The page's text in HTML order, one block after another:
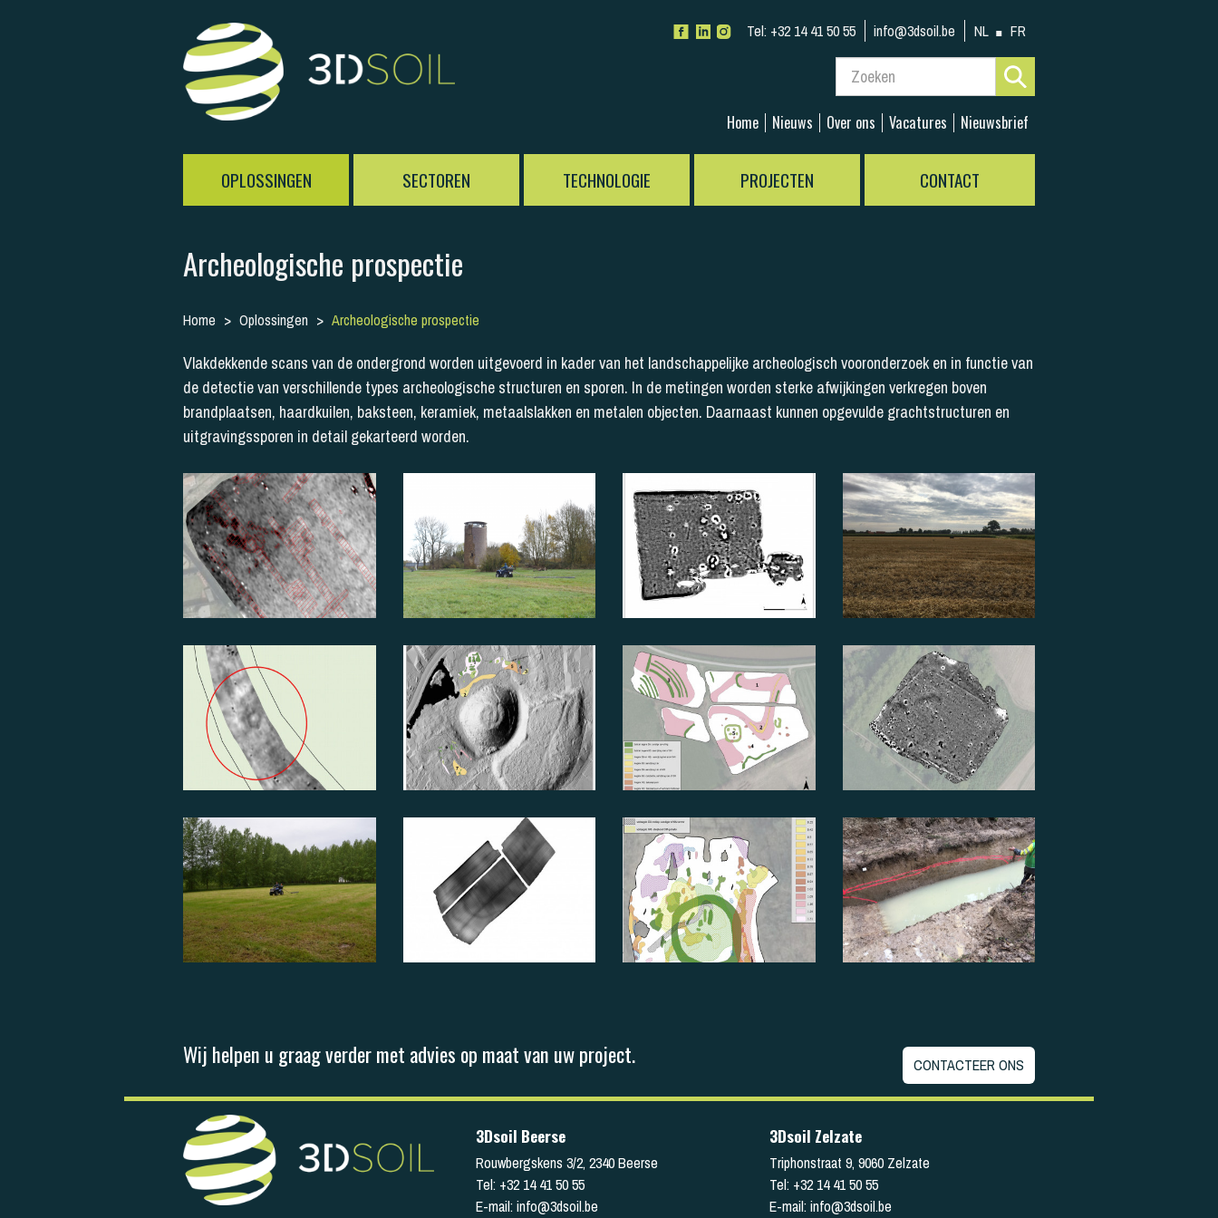
Tel: +32 14 41 50 55 info@3dsoil.be NL FR
OPLOSSINGEN SECTOREN TECHNOLOGIE PROJECTEN CONTACT
Home Nieuws Over ons Vacatures Nieuwsbrief
Archeologische prospectie
Home Oplossingen Archeologische prospectie
Vlakdekkende scans van de ondergrond worden uitgevoerd in kader van het landschappelijke archeologisch vooronderzoek en in functie van
de detectie van verschillende types archeologische structuren en sporen. In de metingen worden sterke afwijkingen verkregen boven
brandplaatsen, haardkuilen, baksteen, keramiek, metaalslakken en metalen objecten. Daarnaast kunnen opgevulde grachtstructuren en
uitgravingssporen in detail gekarteerd worden.
Wij helpen u graag verder met advies op maat van uw project. CONTACTEER ONS
3Dsoil Beerse
Rouwbergskens 3/2,2340Beerse
Tel: +32 14 41 50 55
E-mail:info@3dsoil.be
3Dsoil Zelzate
Triphonstraat 9, 9060 Zelzate
Tel: +32 14 41 50 55
E-mail: info@3dsoil.be